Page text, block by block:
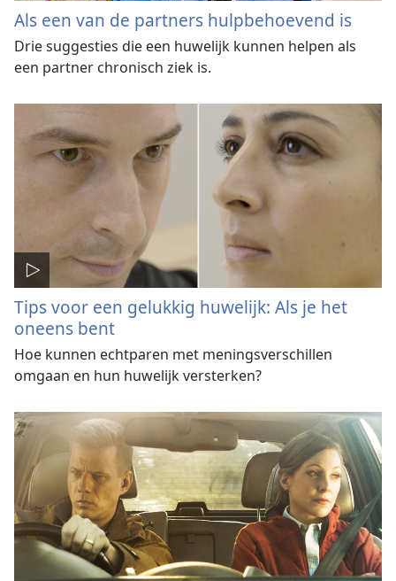
Als een van de partners hulpbehoevend is
Drie suggesties die een huwelijk kunnen helpen als
een partner chronisch ziek is.
Tips voor een gelukkig huwelijk: Als je het
oneens bent
Hoe kunnen echtparen met meningsverschillen
omgaan en hun huwelijk versterken?